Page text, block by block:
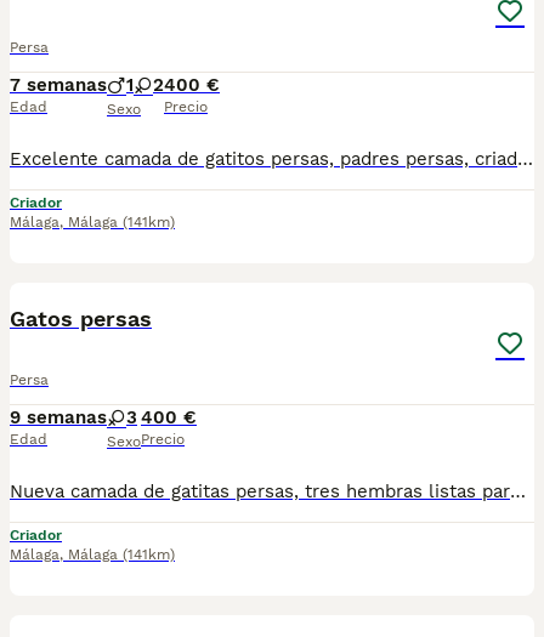
Persa
7 semanas
Edad
1 2
Sexo
400 €
Precio
Excelente camada de gatitos persas, padres persas, criados en ambiente familiar. Se recogen en Madrid, no se envían. Para más información y fotos o vídeos teléfono 644 35 36 12
Criador
Málaga, Málaga (141km)
Gatos persas
Persa
9 semanas
Edad
3
Sexo
400 €
Precio
Nueva camada de gatitas persas, tres hembras listas para recojer, criados en ambiente familiar. Para mas información por wasap al 610704512
Criador
Málaga, Málaga (141km)